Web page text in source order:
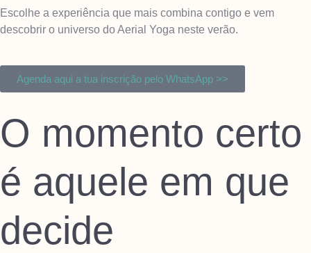
Escolhe a experiência que mais combina contigo e vem
descobrir o universo do Aerial Yoga neste verão.
Agenda aqui a tua inscrição pelo WhatsApp >>
O momento certo
é aquele em que
decide